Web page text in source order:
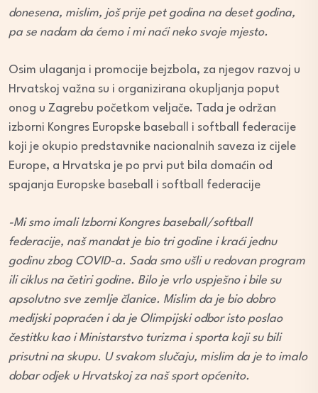
donesena, mislim, još prije pet godina na deset godina,
pa se nadam da ćemo i mi naći neko svoje mjesto.
Osim ulaganja i promocije bejzbola, za njegov razvoj u
Hrvatskoj važna su i organizirana okupljanja poput
onog u Zagrebu početkom veljače. Tada je održan
izborni Kongres Europske baseball i softball federacije
koji je okupio predstavnike nacionalnih saveza iz cijele
Europe, a Hrvatska je po prvi put bila domaćin od
spajanja Europske baseball i softball federacije
-Mi smo imali Izborni Kongres baseball/softball
federacije, naš mandat je bio tri godine i kraći jednu
godinu zbog COVID-a. Sada smo ušli u redovan program
ili ciklus na četiri godine. Bilo je vrlo uspješno i bile su
apsolutno sve zemlje članice. Mislim da je bio dobro
medijski popraćen i da je Olimpijski odbor isto poslao
čestitku kao i Ministarstvo turizma i sporta koji su bili
prisutni na skupu. U svakom slučaju, mislim da je to imalo
dobar odjek u Hrvatskoj za naš sport općenito.